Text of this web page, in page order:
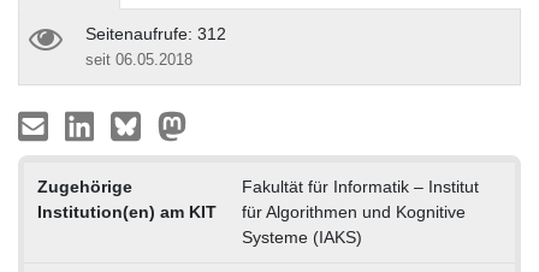
Seitenaufrufe: 312
seit 06.05.2018
Zugehörige
Institution(en) am KIT
Fakultät für Informatik – Institut
für Algorithmen und Kognitive
Systeme (IAKS)